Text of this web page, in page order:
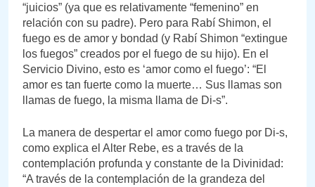
“juicios” (ya que es relativamente “femenino” en
relación con su padre). Pero para Rabí Shimon, el
fuego es de amor y bondad (y Rabí Shimon “extingue
los fuegos” creados por el fuego de su hijo). En el
Servicio Divino, esto es ‘amor como el fuego’: “El
amor es tan fuerte como la muerte… Sus llamas son
llamas de fuego, la misma llama de Di-s”.
La manera de despertar el amor como fuego por Di-s,
como explica el Alter Rebe, es a través de la
contemplación profunda y constante de la Divinidad:
“A través de la contemplación de la grandeza del